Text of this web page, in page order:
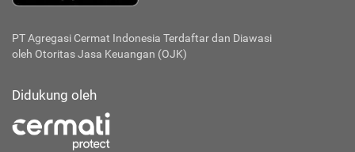
PT Agregasi Cermat Indonesia Terdaftar dan Diawasi
oleh Otoritas Jasa Keuangan (OJK)
Didukung oleh